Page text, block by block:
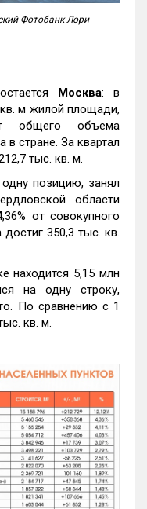
Фотобанк Лори
Москва: в
м жилой площади,
общего объема
в стране. За квартал
тыс. кв. м.
позицию, занял
области
от совокупного
350,3 тыс. кв.
находится 5,15 млн
на одну строку,
По сравнению с 1
кв. м.